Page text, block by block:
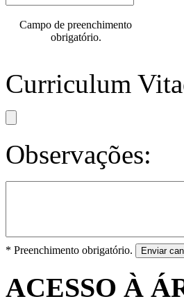
Campo de preenchimento
obrigatório.
Curriculum
Observações:
* Preenchimento obrigatório. Enviar
ACESSO À